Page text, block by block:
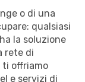
o di una
qualsiasi
la soluzione
rete di
ti offriamo
e servizi di